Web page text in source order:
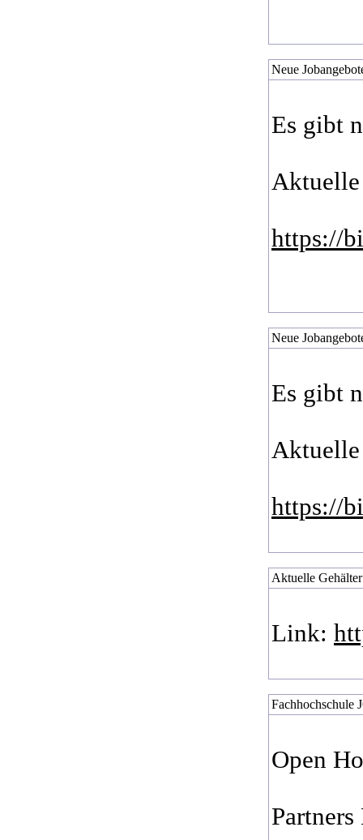
Neue
Es gibt
https://
Neue
Es gibt
https://
Aktuelle
Link:
Fachhochschule
Open